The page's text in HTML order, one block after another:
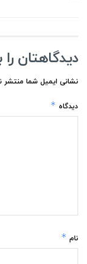
دیدگاهتان
نشانی ایمیل شما منتشر
دیدگاه *
نام *